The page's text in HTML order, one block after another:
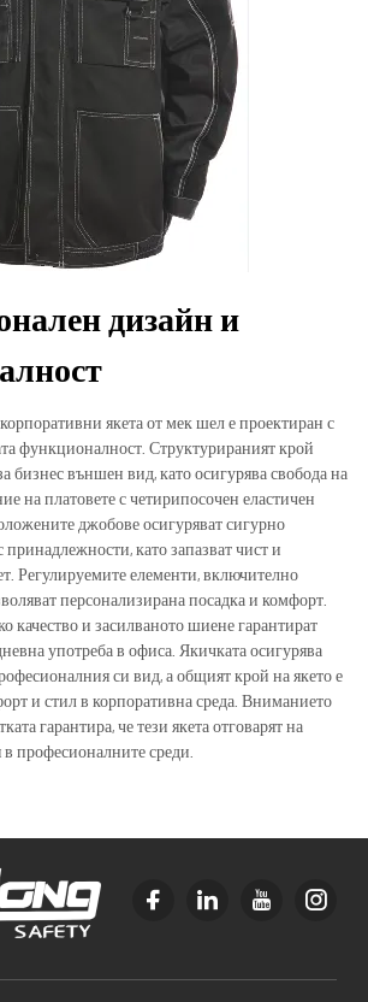
дизайн и
якета от мек шел е проектиран с
функционалност. Структурираният крой
бизнес външен вид, като осигурява свобода на
на платовете с четирипосочен еластичен
джобове осигуряват сигурно
принадлежности, като запазват чист и
Регулируемите елементи, включително
персонализирана посадка и комфорт.
качество и засилваното шиене гарантират
употреба в офиса. Якичката осигурява
си вид, а общият крой на якето е
и стил в корпоративна среда. Вниманието
гарантира, че тези якета отговарят на
професионалните среди.